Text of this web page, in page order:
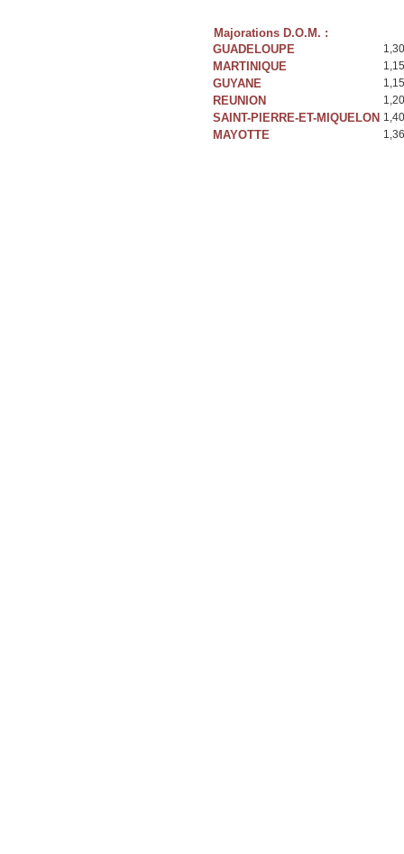
Majorations D.O.M. :
GUADELOUPE
MARTINIQUE
GUYANE
REUNION
SAINT-PIERRE-ET-MIQUELON
MAYOTTE